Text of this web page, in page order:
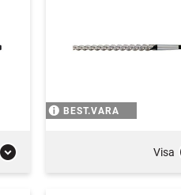
BEST.VARA
Visa